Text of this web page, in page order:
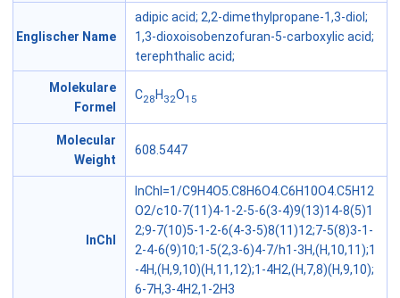
Englischer Name
adipic acid; 2,2-dimethylpropane-1,3-diol;
1,3-dioxoisobenzofuran-5-carboxylic acid;
terephthalic acid;
Molekulare
Formel
C28 H 32O15
Molecular
Weight
608.5447
InChl
InChI=1/C9H4O5.C8H6O4.C6H10O4.C5H12
O2/c10-7(11)4-1-2-5-6(3-4)9(13)14-8(5)1
2;9-7(10)5-1-2-6(4-3-5)8(11)12;7-5(8)3-1-
2-4-6(9)10;1-5(2,3-6)4-7/h1-3H,(H,10,11);1
-4H,(H,9,10)(H,11,12);1-4H2,(H,7,8)(H,9,10);
6-7H,3-4H2,1-2H3